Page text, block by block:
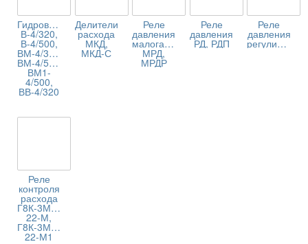
Гидровентили
В-4/320,
В-4/500,
ВМ-4/320,
ВМ-4/500,
ВМ1-
4/500,
ВВ-4/320
Делители
расхода
МКД,
МКД-С
Реле
давления
малогабаритные
МРД,
МРДР
Реле
давления
РД, РДП
Реле
давления
регулируемые
Реле
контроля
расхода
Г8К-3М151-
22-М,
Г8К-3М151-
22-М1